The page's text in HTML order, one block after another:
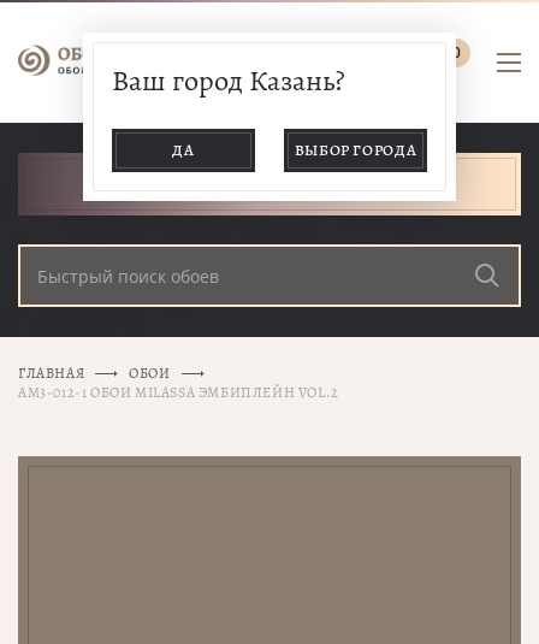
0
Ваш город Казань?
ДА ВЫБОР ГОРОДА
ГЛАВНАЯ
ОБОИ
AM3-012-1 ОБОИ MILASSA ЭМБИПЛЕЙН VOL.2